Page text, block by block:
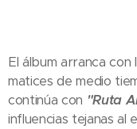
El álbum arranca
matices de medio
continúa con "Ruta
influencias tejanas al